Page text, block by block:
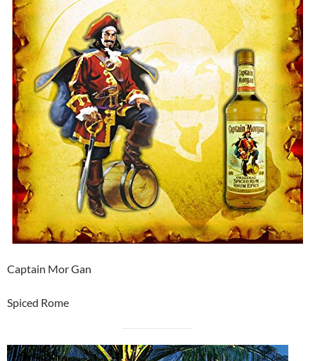
Captain Mor Gan
Spiced Rome